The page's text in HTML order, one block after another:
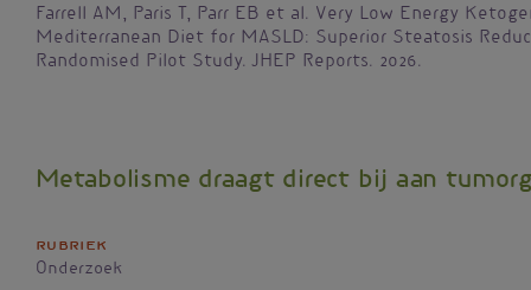
Farrell AM, Paris T, Parr EB et al. Very Low Energy
Mediterranean Diet for MASLD: Superior Steatosis
Randomised Pilot Study. JHEP Reports. 2026.
Metabolisme draagt direct bij aan
Rubriek
Onderzoek